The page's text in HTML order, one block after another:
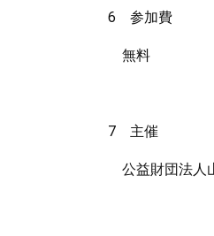
6 参加費
無料
7 主催
公益財団法人